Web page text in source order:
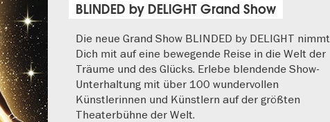
BLINDED by DELIGHT Grand Show
Die neue Grand Show BLINDED by DELIGHT nimmt
Dich mit auf eine bewegende Reise in die Welt der
Träume und des Glücks. Erlebe blendende Show-
Unterhaltung mit über 100 wundervollen
Künstlerinnen und Künstlern auf der größten
Theaterbühne der Welt.